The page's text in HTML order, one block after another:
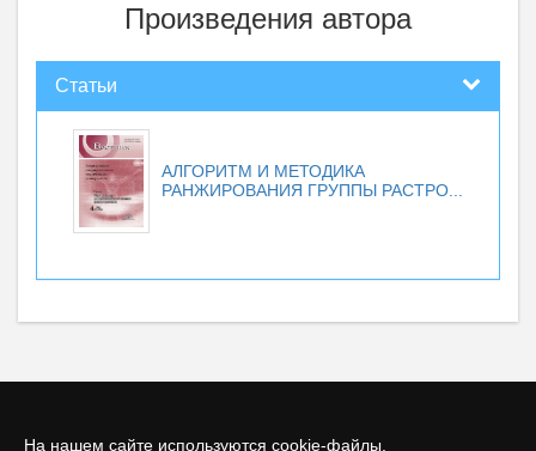
На нашем сайте используются cookie-файлы.
Произведения автора
Статьи
АЛГОРИТМ И МЕТОДИКА
РАНЖИРОВАНИЯ ГРУППЫ РАСТРО...